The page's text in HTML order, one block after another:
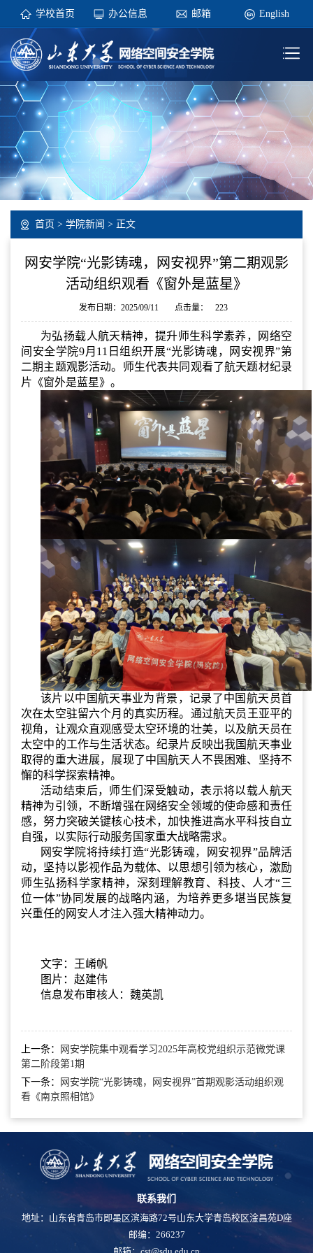
学校首页 办公信息 邮箱 English
首页 > 学院新闻 > 正文
网安学院“光影铸魂，网安视界”第二期观影
活动组织观看《窗外是蓝星》
发布日期：2025/09/11 点击量： 223
为弘扬载人航天精神，提升师生科学素养，网络空
间安全学院9月11日组织开展“光影铸魂，网安视界”第
二期主题观影活动。师生代表共同观看了航天题材纪录
片《窗外是蓝星》。
该片以中国航天事业为背景，记录了中国航天员首
次在太空驻留六个月的真实历程。 通过航天员王亚平的
视角，让观众直观感受太空环境的壮美，以及航天员在
太空中的工作与生活状态。纪录片反映出我国航天事业
取得的重大进展，展现了中国航天人不畏困难、坚持不
懈的科学探索精神。
活动结束后，师生们深受触动，表示将以载人航天
精神为引领，不断增强在网络安全领域的使命感和责任
感，努力突破关键核心技术，加快推进高水平科技自立
自强，以实际行动服务国家重大战略需求。
网安学院将持续打造“光影铸魂，网安视界”品牌活
动，坚持以影视作品为载体、以思想引领为核心，激励
师生弘扬科学家精神，深刻理解教育、科技、人才“三
位一体”协同发展的战略内涵，为培养更多堪当民族复
兴重任的网安人才注入强大精神动力。
文字：王崤帆
图片：赵建伟
信息发布审核人：魏英凯
上一条：
网安学院集中观看学习2025年高校党组织示范微党课
第二阶段第1期
下一条：
网安学院“光影铸魂，网安视界”首期观影活动组织观
看《南京照相馆》
联系我们
地址：山东省青岛市即墨区滨海路72号山东大学青岛校区淦昌苑D座
邮编：266237